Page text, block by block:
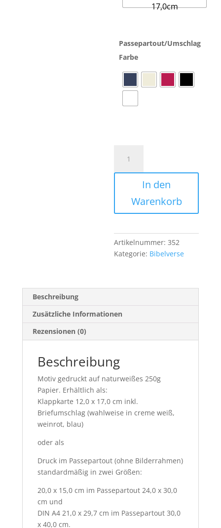
17,0cm
Passepartout/Umschlag
Farbe
alles,
1.
Thessalonicher
Menge
In den
Warenkorb
Artikelnummer:352
Kategorie: Bibelverse
Beschreibung
Zusätzliche Informationen
Rezensionen (0)
Beschreibung
Motiv gedruckt auf naturweißes 250g
Papier. Erhältlich als:
Klappkarte 12,0 x 17,0 cm inkl.
Briefumschlag (wahlweise in creme weiß,
weinrot, blau)
oder als
Druck im Passepartout (ohne Bilderrahmen)
standardmäßig in zwei Größen:
20,0 x 15,0 cm im Passepartout 24,0 x 30,0
cm und
DIN A4 21,0 x 29,7 cm im Passepartout 30,0
x 40,0 cm.